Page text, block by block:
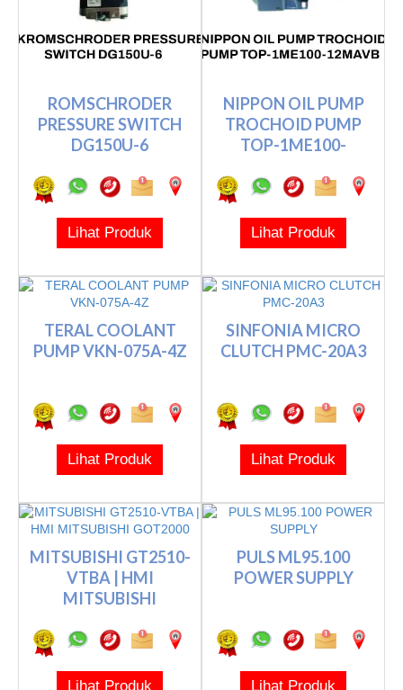
ROMSCHRODER
PRESSURE SWITCH
DG150U-6
Lihat Produk
NIPPON OIL PUMP
TROCHOID PUMP
TOP-1ME100-
Lihat Produk
TERAL COOLANT
PUMP VKN-075A-4Z
Lihat Produk
SINFONIA MICRO
CLUTCH PMC-20A3
Lihat Produk
MITSUBISHI GT2510-
VTBA | HMI
MITSUBISHI
Lihat Produk
PULS ML95.100
POWER SUPPLY
Lihat Produk